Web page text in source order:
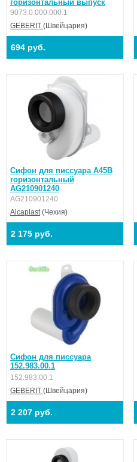
горизонтальный выпуск
9073.0.000.000.1
GEBERIT (Швейцария)
694 руб.
Сифон для писсуара A45B
горизонтальный
AG210901240
AG210901240
Alcaplast (Чехия)
2 175 руб.
Сифон для писсуара
152.983.00.1
152.983.00.1
GEBERIT (Швейцария)
2 207 руб.